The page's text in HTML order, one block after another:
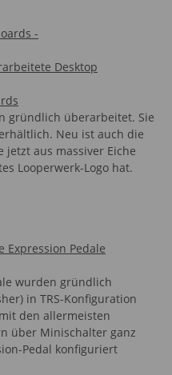
Desktop
gründlich überarbeitet. Sie
Neu ist auch die
jetzt aus massiver Eiche
Looperwerk-Logo hat.
Expression Pedale
wurden gründlich
in TRS-Konfiguration
den allermeisten
über Minischalter ganz
Pedal konfiguriert